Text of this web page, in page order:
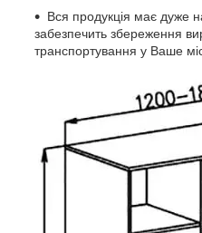
Вся продукція має дуже
забезпечить збереження
транспортування у Ваше